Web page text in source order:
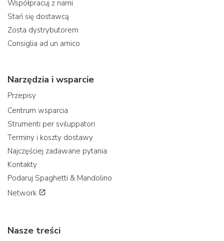
Współpracuj z nami
Stań się dostawcą
Zosta dystrybutorem
Consiglia ad un amico
Narzędzia i wsparcie
Przepisy
Centrum wsparcia
Strumenti per sviluppatori
Terminy i koszty dostawy
Najczęściej zadawane pytania
Kontakty
Podaruj Spaghetti & Mandolino
Network
Nasze treści